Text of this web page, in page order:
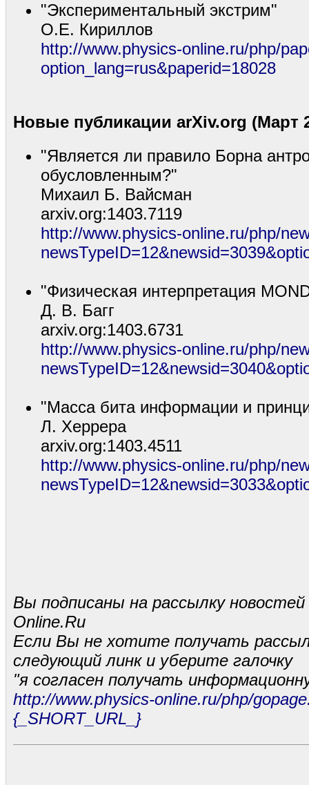
"Экспериментальный экстрим"
О.Е. Кириллов
http://www.physics-online.ru/php/
option_lang=rus&paperid=18028
Новые публикации arXiv.org (Март
"Является ли правило Борна
обусловленным?"
Михаил Б. Вайсман
arxiv.org:1403.7119
http://www.physics-online.ru/php/
"Физическая интерпретация
Д. В. Багг
arxiv.org:1403.6731
http://www.physics-online.ru/php/
"Масса бита информации и
Л. Херрера
arxiv.org:1403.4511
http://www.physics-online.ru/php/
Вы подписаны на рассылку
Online.Ru
Если Вы не хотите получать
следующий линк и уберите галочку
"я согласен получать
http://www.physics-online.ru/php/
{_SHORT_URL_}